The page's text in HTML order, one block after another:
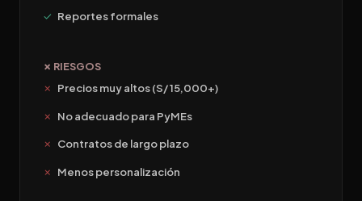
Reportes formales
✗ RIESGOS
Precios muy altos (S/ 15,000+)
No adecuado para PyMEs
Contratos de largo plazo
Menos personalización